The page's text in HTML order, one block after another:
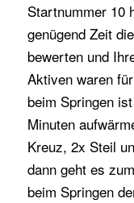
Startnummer 10
genügend Zeit
bewerten und
Aktiven waren
beim Springen
Minuten
Kreuz, 2x Steil
dann geht es
beim Springen